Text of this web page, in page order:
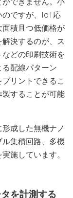
のですが、IoT応
積且つ低価格が
決するのが、ス
どの印刷技術を
配線パターン
リントできるこ
することが可能
成した無機ナノ
集積回路、多機
施しています。
を計測する